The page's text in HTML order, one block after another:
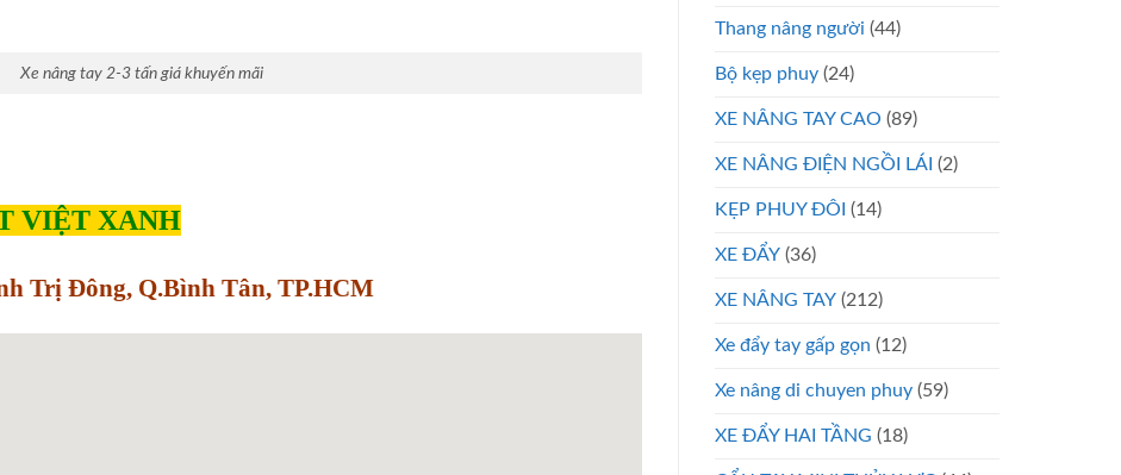
Xe nâng tay 2-3 tấn giá khuyến mãi
VIỆT XANH
Trị Đông, Q.Bình Tân, TP.HCM
Thang nâng người (44)
Bộ kẹp phuy (24)
XE NÂNG TAY CAO (89)
XE NÂNG ĐIỆN NGỒI LÁI (2)
KẸP PHUY ĐÔI (14)
XE ĐẨY (36)
XE NÂNG TAY (212)
Xe đẩy tay gấp gọn (12)
Xe nâng di chuyen phuy (59)
XE ĐẨY HAI TẦNG (18)